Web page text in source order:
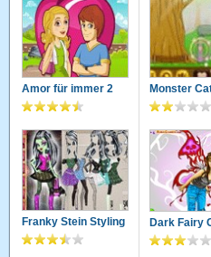
Amor für immer 2 Monster
Franky Stein Styling Dark Fairy